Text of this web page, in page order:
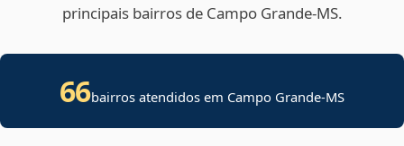
principais bairros de Campo Grande‑MS.
66bairros atendidos em Campo Grande-MS